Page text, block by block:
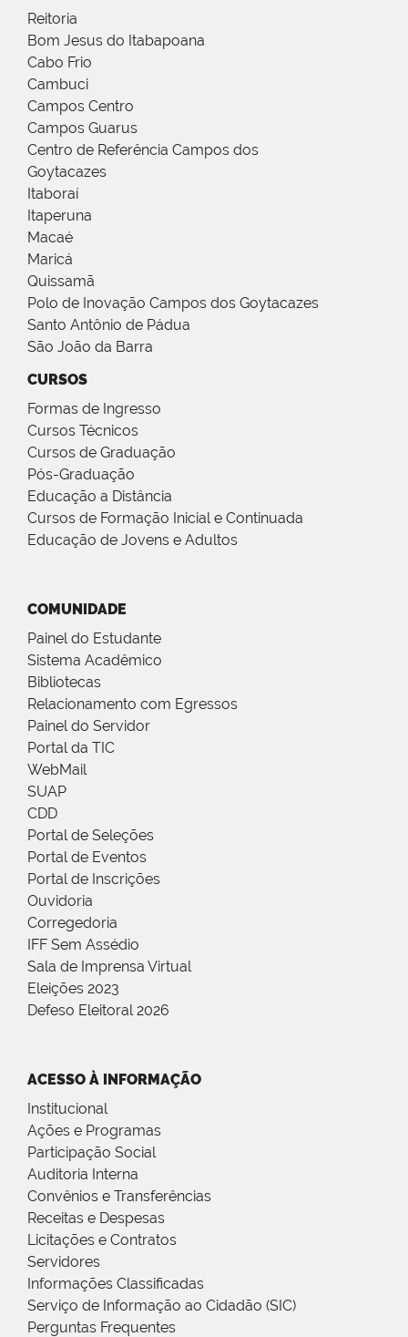
Reitoria
Bom Jesus do Itabapoana
Cabo Frio
Cambuci
Campos Centro
Campos Guarus
Centro de Referência Campos dos
Goytacazes
Itaboraí
Itaperuna
Macaé
Maricá
Quissamã
Polo de Inovação Campos dos Goytacazes
Santo Antônio de Pádua
São João da Barra
CURSOS
Formas de Ingresso
Cursos Técnicos
Cursos de Graduação
Pós-Graduação
Educação a Distância
Cursos de Formação Inicial e Continuada
Educação de Jovens e Adultos
COMUNIDADE
Painel do Estudante
Sistema Acadêmico
Bibliotecas
Relacionamento com Egressos
Painel do Servidor
Portal da TIC
WebMail
SUAP
CDD
Portal de Seleções
Portal de Eventos
Portal de Inscrições
Ouvidoria
Corregedoria
IFF Sem Assédio
Sala de Imprensa Virtual
Eleições 2023
Defeso Eleitoral 2026
ACESSO À INFORMAÇÃO
Institucional
Ações e Programas
Participação Social
Auditoria Interna
Convênios e Transferências
Receitas e Despesas
Licitações e Contratos
Servidores
Informações Classificadas
Serviço de Informação ao Cidadão (SIC)
Perguntas Frequentes